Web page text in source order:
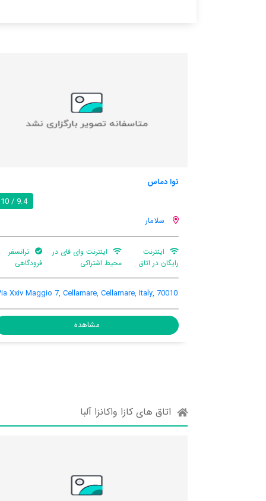
ترانسفر
فرودگاهی
Via Xxiv Maggio 7, Cellamare,
اینترنت رایگان در اتاق
12,Terralta c9, Cellamare,
Italy, 70010
اتاق های کازا واکانزا آلبا